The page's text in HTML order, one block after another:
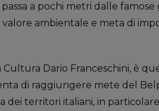
a pochi metri dalle famose
ambientale e meta di
Cultura Dario Franceschini, è
di raggiungere mete del
dei territori italiani, in